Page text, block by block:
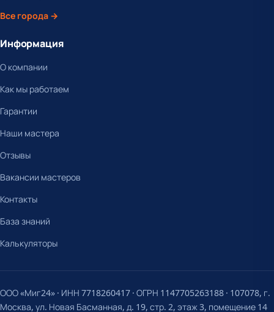
Все города →
Информация
О компании
Как мы работаем
Гарантии
Наши мастера
Отзывы
Вакансии мастеров
Контакты
База знаний
Калькуляторы
ООО «Миг24» · ИНН 7718260417 · ОГРН 1147705263188 · 107078, г.
Москва, ул. Новая Басманная, д. 19, стр. 2, этаж 3, помещение 14